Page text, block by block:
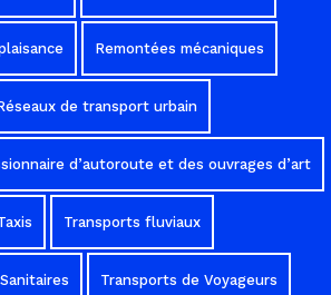
Remontées mécaniques
de transport urbain
d’autoroute et des ouvrages d’art
Transports fluviaux
Transports de Voyageurs